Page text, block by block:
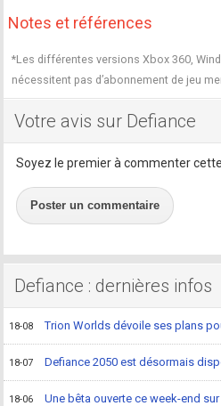
Notes et références
*Les différentes versions Xbox 360,
nécessitent pas d’abonnement de jeu
Votre avis sur Defiance
Soyez le premier à commenter
Poster un commentaire
Defiance : dernières infos
18-08 Trion Worlds dévoile ses plans
18-07 Defiance 2050 est désormais
18-06 Une bêta ouverte ce week-end sur